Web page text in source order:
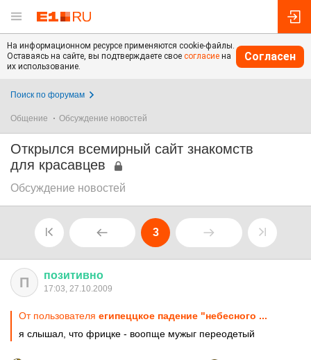
На информационном ресурсе применяются cookie-файлы.
Оставаясь на сайте, вы подтверждаете свое согласие на
их использование.
Согласен
Поиск по форумам
Общение Обсуждение новостей
Открылся всемирный сайт знакомств
для красавцев
Обсуждение новостей
3
П позитивно
17:03, 27.10.2009
От пользователя египеццкое падение "небесного ...
я слышал, что фрицке - воопще мужыг переодетый